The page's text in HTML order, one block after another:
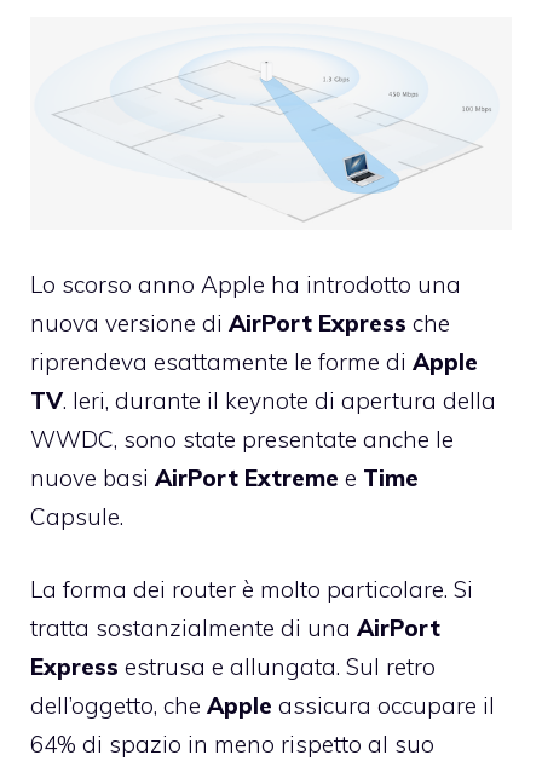
Lo scorso anno Apple ha introdotto una
nuova versione di AirPort Express che
riprendeva esattamente le forme di Apple
TV. Ieri, durante il keynote di apertura della
WWDC, sono state presentate anche le
nuove basi AirPort Extreme e Time
Capsule.
La forma dei router è molto particolare. Si
tratta sostanzialmente di una AirPort
Express estrusa e allungata. Sul retro
dell’oggetto, che Apple assicura occupare il
64% di spazio in meno rispetto al suo